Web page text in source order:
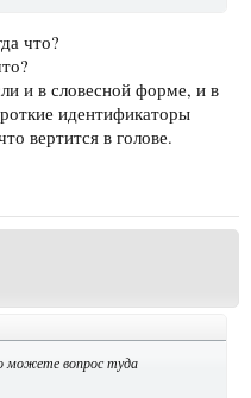
что?
и в словесной форме, и в
идентификаторы
вертится в голове.
можете вопрос туда